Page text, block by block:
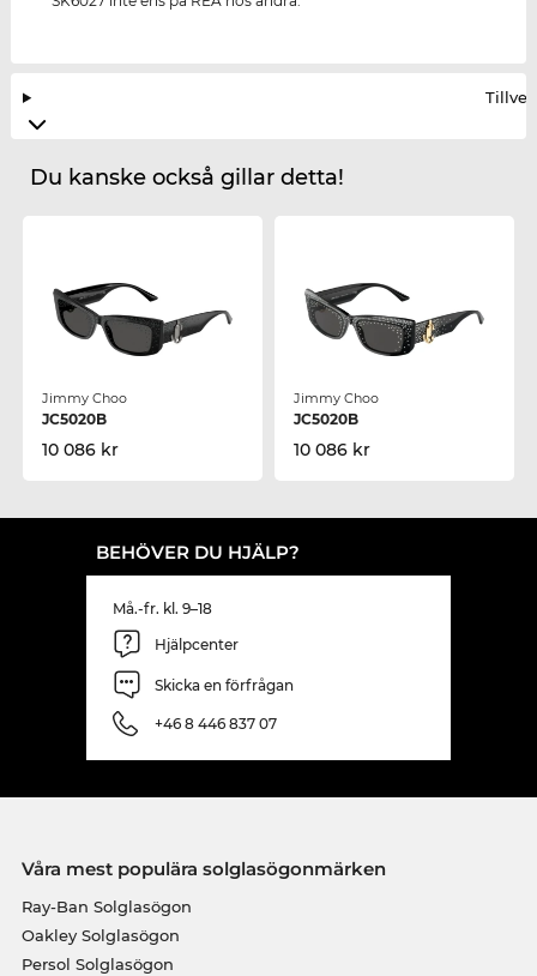
Du kanske också gillar detta!
Jimmy Choo
JC5020B
10 086 kr
Jimmy Choo
JC5020B
10 086 kr
BEHÖVER DU HJÄLP?
Må.-fr. kl. 9–18
Hjälpcenter
Skicka en förfrågan
+46 8 446 837 07
Våra mest populära solglasögonmärken
Ray-Ban Solglasögon
Oakley Solglasögon
Persol Solglasögon